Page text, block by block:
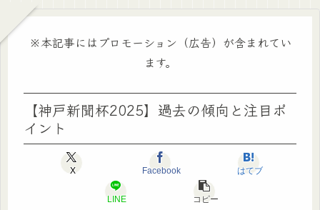
※本記事にはプロモーション（広告）が含まれてい
ます。
【神戸新聞杯2025】過去の傾向と注目ポ
イント
X Facebook はてブ
LINE コピー